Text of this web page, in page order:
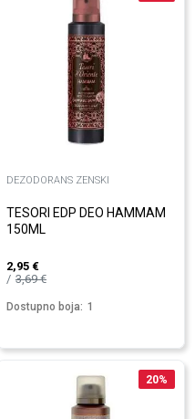
DEZODORANS ZENSKI
TESORI EDP DEO HAMMAM
150ML
2,95 €
3,69€
Dostupno boja: 1
20%